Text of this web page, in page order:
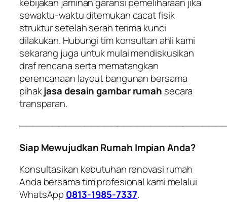
sewaktu-waktu ditemukan cacat fisik
struktur setelah serah terima kunci
dilakukan. Hubungi tim konsultan ahli kami
sekarang juga untuk mulai mendiskusikan
draf rencana serta mematangkan
perencanaan layout bangunan bersama
pihakjasa desain gambar rumah secara
transparan.
Siap Mewujudkan Rumah Impian Anda?
Konsultasikan kebutuhan renovasi rumah
Anda bersama tim profesional kami melalui
WhatsApp 0813-1985-7337.